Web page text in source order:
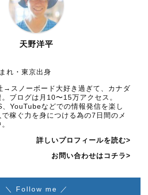
天野洋平
れ・東京出身
→スノーボード大好き過ぎて、カナダ
ブログは月10〜15万アクセス。
、YouTubeなどでの情報発信を楽し
稼ぐ力を身につける為の7日間のメ
詳しいプロフィールを読む>
お問い合わせはコチラ>
＼ Follow me ／